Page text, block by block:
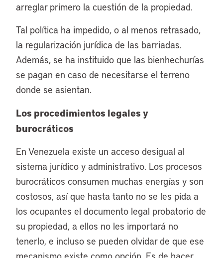
arreglar primero la cuestión de la propiedad.
Tal política ha impedido, o al menos retrasado,
la regularización jurídica de las barriadas.
Además, se ha instituido que las bienhechurías
se pagan en caso de necesitarse el terreno
donde se asientan.
Los procedimientos legales y
burocráticos
En Venezuela existe un acceso desigual al
sistema jurídico y administrativo. Los procesos
burocráticos consumen muchas energías y son
costosos, así que hasta tanto no se les pida a
los ocupantes el documento legal probatorio de
su propiedad, a ellos no les importará no
tenerlo, e incluso se pueden olvidar de que ese